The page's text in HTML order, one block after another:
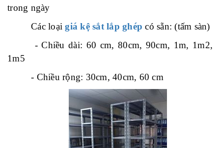
trong ngày
Các loạigiá kệ sắt lắp ghép có sẵn: (tấm sàn)
- Chiều dài: 60 cm, 80cm, 90cm, 1m, 1m2,
1m5
- Chiều rộng: 30cm, 40cm, 60 cm